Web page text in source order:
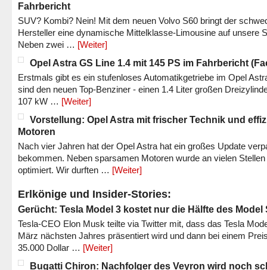
Fahrbericht
SUV? Kombi? Nein! Mit dem neuen Volvo S60 bringt der
Hersteller eine dynamische Mittelklasse-Limousine auf unsere
Neben zwei … [Weiter]
Opel Astra GS Line 1.4 mit 145 PS im Fahrbericht
Erstmals gibt es ein stufenloses Automatikgetriebe im Opel
sind den neuen Top-Benziner - einen 1.4 Liter großen
107 kW … [Weiter]
Vorstellung: Opel Astra mit frischer Technik und
Motoren
Nach vier Jahren hat der Opel Astra hat ein großes Update
bekommen. Neben sparsamen Motoren wurde an vielen Stellen
optimiert. Wir durften … [Weiter]
Erlkönige und Insider-Stories:
Gerücht: Tesla Model 3 kostet nur die Hälfte des Model
Tesla-CEO Elon Musk teilte via Twitter mit, dass das Tesla
März nächsten Jahres präsentiert wird und dann bei einem
35.000 Dollar … [Weiter]
Bugatti Chiron: Nachfolger des Veyron wird noch